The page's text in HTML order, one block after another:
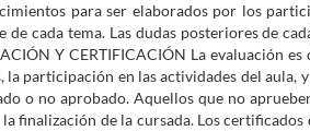
para ser elaborados por los
cada tema. Las dudas posteriores de
Y CERTIFICACIÓN La evaluación
la participación en las actividades del aula,
o no aprobado. Aquellos que no
finalización de la cursada. Los